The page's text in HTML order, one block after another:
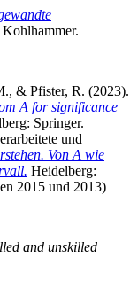
Kohlhammer.
& Pfister, R. (2023).
A for significance
Springer.
und
Von A wie
Heidelberg:
2015 und 2013)
and unskilled